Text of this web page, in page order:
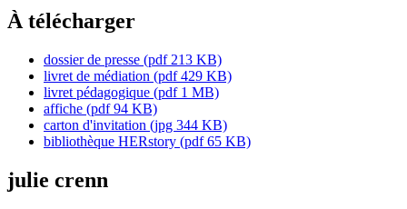
À télécharger
dossier de presse (pdf 213 KB)
livret de médiation (pdf 429 KB)
livret pédagogique (pdf 1 MB)
affiche (pdf 94 KB)
carton d'invitation (jpg 344 KB)
bibliothèque HERstory (pdf 65 KB)
julie crenn